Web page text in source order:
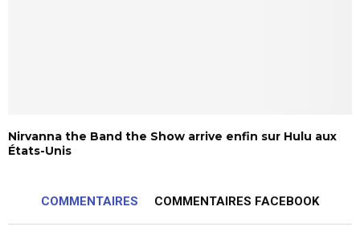
Nirvanna the Band the Show arrive enfin sur Hulu aux
États-Unis
COMMENTAIRES COMMENTAIRES FACEBOOK